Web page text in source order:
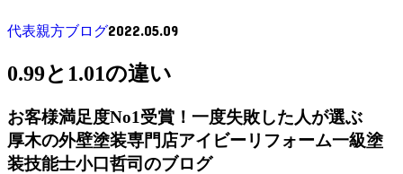
代表親方ブログ2022.05.09
0.99と1.01の違い
お客様満足度No1受賞！一度失敗した人が選ぶ
厚木の外壁塗装専門店アイビーリフォーム一級塗
装技能士小口哲司のブログ